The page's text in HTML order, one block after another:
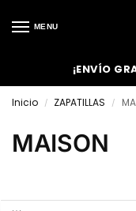
MENU
¡ENVÍO
Inicio / ZAPATILLAS /
MAISON